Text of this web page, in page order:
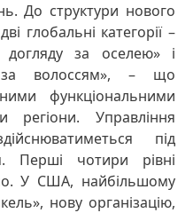
До структури нового
глобальні категорії –
за оселею» і
за волоссям», – що
функціональними
регіони. Управління
під
Перші чотири рівні
У США, найбільшому
нову організацію,